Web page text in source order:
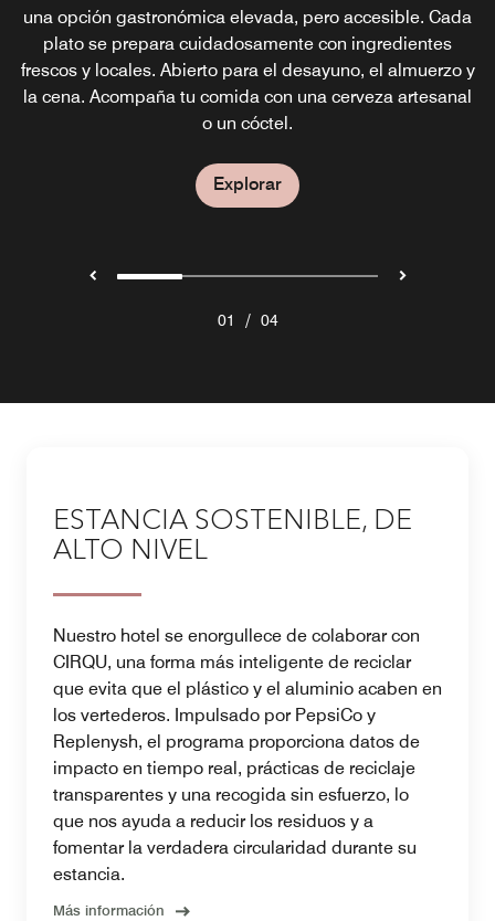
una opción gastronómica elevada, pero accesible. Cada
plato se prepara cuidadosamente con ingredientes
frescos y locales. Abierto para el desayuno, el almuerzo y
la cena. Acompaña tu comida con una cerveza artesanal
o un cóctel.
Explorar
ubicada en el nivel del lobby de este hotel recientemente
renovado. Disfruta de refrescos, cafés y desayunos,
además de refrigerios y repostería, en el ambiente
acogedor y moderno de nuestra cafetería en Houston,
Texas, cerca de The Galleria.
Explorar
que trae la gastronomía de Houston Galleria hasta su
puerta para que la disfrute cómodamente en su
habitación. Se pueden hacer pedidos para desayuno,
almuerzo o cena.
y cócteles disponibles para compra.
Explorar
01 / 04
ESTANCIA SOSTENIBLE, DE
ALTO NIVEL
Nuestro hotel se enorgullece de colaborar con
CIRQU, una forma más inteligente de reciclar
que evita que el plástico y el aluminio acaben en
los vertederos. Impulsado por PepsiCo y
Replenysh, el programa proporciona datos de
impacto en tiempo real, prácticas de reciclaje
transparentes y una recogida sin esfuerzo, lo
que nos ayuda a reducir los residuos y a
fomentar la verdadera circularidad durante su
estancia.
Más información